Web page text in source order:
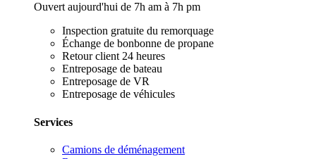
Ouvert aujourd'hui de 7h am à 7h pm
Inspection gratuite du remorquage
Échange de bonbonne de propane
Retour client 24 heures
Entreposage de bateau
Entreposage de VR
Entreposage de véhicules
Services
Camions de déménagement